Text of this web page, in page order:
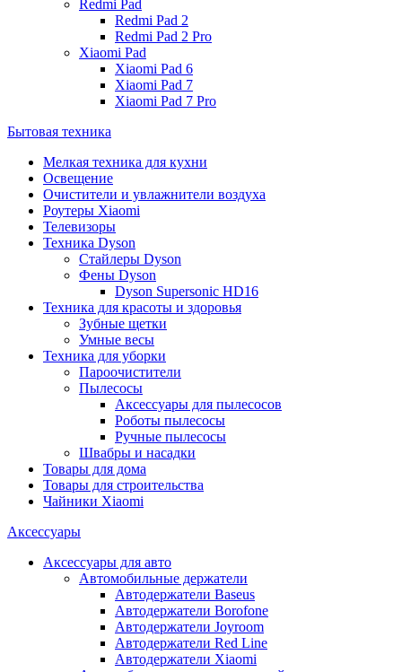
Redmi Pad
Redmi Pad 2
Redmi Pad 2 Pro
Xiaomi Pad
Xiaomi Pad 6
Xiaomi Pad 7
Xiaomi Pad 7 Pro
Бытовая техника
Мелкая техника для кухни
Освещение
Очистители и увлажнители воздуха
Роутеры Xiaomi
Телевизоры
Техника Dyson
Стайлеры Dyson
Фены Dyson
Dyson Supersonic HD16
Техника для красоты и здоровья
Зубные щетки
Умные весы
Техника для уборки
Пароочистители
Пылесосы
Аксессуары для пылесосов
Роботы пылесосы
Ручные пылесосы
Швабры и насадки
Товары для дома
Товары для строительства
Чайники Xiaomi
Аксессуары
Аксессуары для авто
Автомобильные держатели
Автодержатели Baseus
Автодержатели Borofone
Автодержатели Joyroom
Автодержатели Red Line
Автодержатели Xiaomi